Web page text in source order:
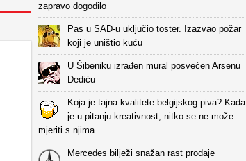
zapravo dogodilo
Pas u SAD-u uključio toster. Izazvao požar
koji je uništio kuću
U Šibeniku izrađen mural posvećen Arsenu
Dediću
Koja je tajna kvalitete belgijskog piva? Kada
je u pitanju kreativnost, nitko se ne može
mjeriti s njima
Mercedes bilježi snažan rast prodaje